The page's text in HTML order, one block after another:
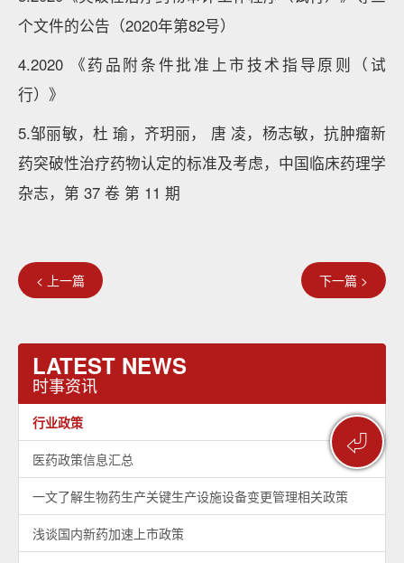
⏎
个文件的公告（2020年第82号）
4.2020 《药品附条件批准上市技术指导原则（试
行）》
5.邹丽敏，杜 瑜，齐玥丽， 唐 凌，杨志敏，抗肿瘤新
药突破性治疗药物认定的标准及考虑，中国临床药理学
杂志，第 37 卷 第 11 期
< 上一篇 下一篇 >
LATEST NEWS
时事资讯
行业政策
医药政策信息汇总
一文了解生物药生产关键生产设施设备变更管理相关政策
浅谈国内新药加速上市政策